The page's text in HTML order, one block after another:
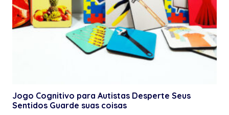
Jogo Cognitivo para Autistas Desperte Seus
Sentidos Guarde suas coisas